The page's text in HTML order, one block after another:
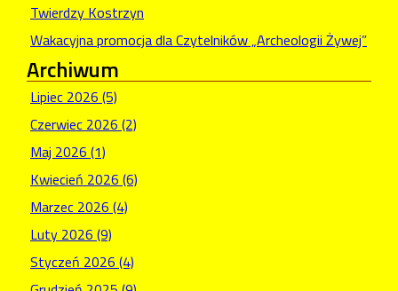
Twierdzy Kostrzyn
Wakacyjna promocja dla Czytelników „Archeologii Żywej”
Archiwum
Lipiec 2026 (5)
Czerwiec 2026 (2)
Maj 2026 (1)
Kwiecień 2026 (6)
Marzec 2026 (4)
Luty 2026 (9)
Styczeń 2026 (4)